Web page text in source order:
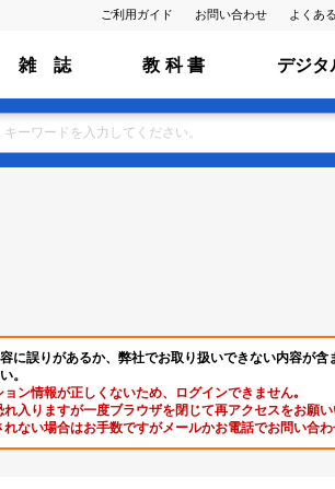
ご利用ガイド お問い合わせ よくあ
雑 誌 教 科 書 デジタ
に誤りがあるか、弊社でお取り扱いできない内容が含
。
ョン情報が正しくないため、ログインできません｡
れ入りますが一度ブラウザを閉じて再アクセスをお願い
れない場合はお手数ですがメールかお電話でお問い合わ